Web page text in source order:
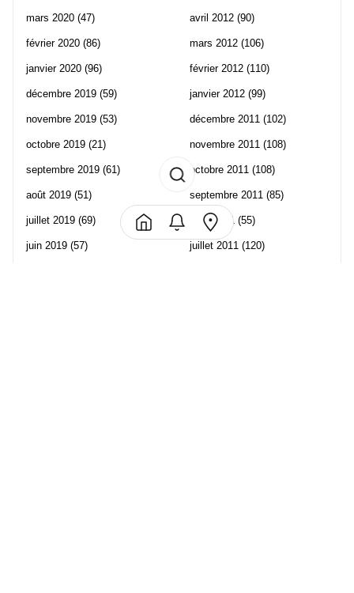
mars 2020 (47)
février 2020 (86)
janvier 2020 (96)
décembre 2019 (59)
novembre 2019 (53)
octobre 2019 (21)
septembre 2019 (61)
août 2019 (51)
juillet 2019 (69)
juin 2019 (57)
avril 2012 (90)
mars 2012 (106)
février 2012 (110)
janvier 2012 (99)
décembre 2011 (102)
novembre 2011 (108)
octobre 2011 (108)
septembre 2011 (85)
août 2011 (55)
juillet 2011 (120)